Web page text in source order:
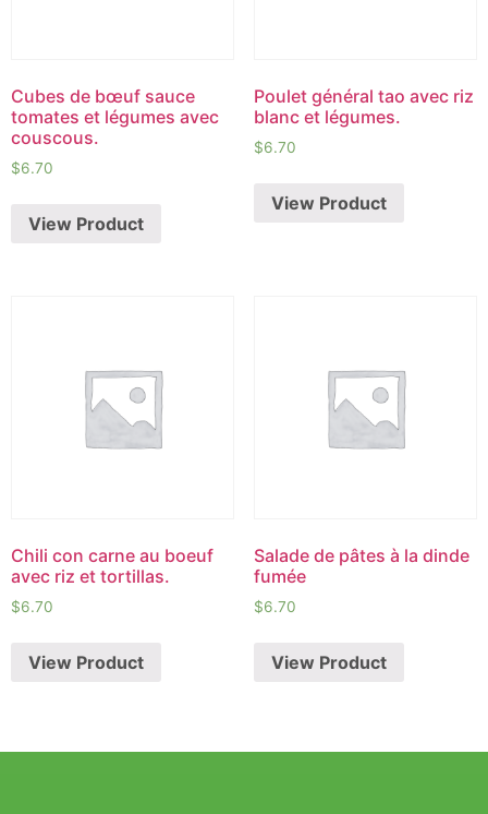
Cubes de bœuf sauce
tomates et légumes avec
couscous.
$6.70
View Product
Poulet général tao avec riz
blanc et légumes.
$6.70
View Product
Chili con carne au boeuf
avec riz et tortillas.
$6.70
View Product
Salade de pâtes à la dinde
fumée
$6.70
View Product